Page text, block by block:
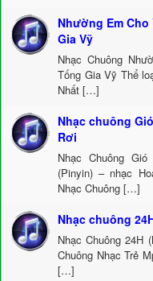
Nhường Em
Gia Vỹ
Nhạc Chuông
Tống Gia Vỹ Thể
Nhất […]
Nhạc chuông
Rơi
Nhạc Chuông
(Pinyin) – nhạc
Nhạc Chuông […]
Nhạc chuông
Nhạc Chuông 24H
Chuông Nhạc Trẻ
[…]